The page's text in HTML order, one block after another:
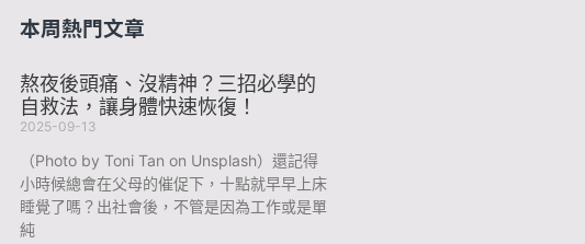
本周熱門文章
熬夜後頭痛、沒精神？三招必學的
自救法，讓身體快速恢復！
2025-09-13
（Photo by Toni Tan on Unsplash）還記得
小時候總會在父母的催促下，十點就早早上床
睡覺了嗎？出社會後，不管是因為工作或是單
純